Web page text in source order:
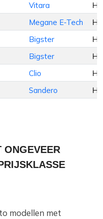
Vitara
Megane E-Tech
Bigster
Bigster
Clio
Sandero
ONGEVEER
modellen met